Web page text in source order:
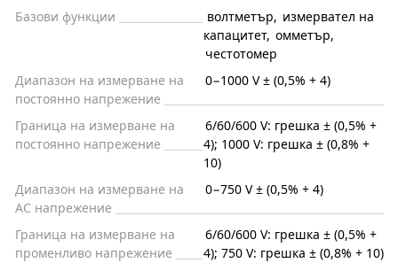
Базови функции волтметър, измервател на
капацитет, омметър,
честотомер
Диапазон на измерване на
постоянно напрежение
0−1000 V ± (0,5% + 4)
Граница на измерване на
постоянно напрежение
6/60/600 V: грешка ± (0,5% +
4); 1000 V: грешка ± (0,8% +
10)
Диапазон на измерване на
AC напрежение
0−750 V ± (0,5% + 4)
Граница на измерване на
променливо напрежение
6/60/600 V: грешка ± (0,5% +
4); 750 V: грешка ± (0,8% + 10)